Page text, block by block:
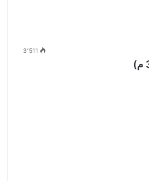
3٬511